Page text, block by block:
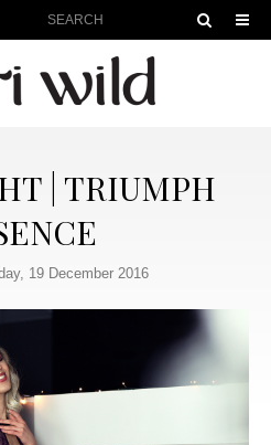
| TRIUMPH
19 December 2016